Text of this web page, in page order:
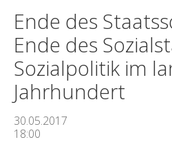
Ende des
Ende des
Sozialpolitik im
Jahrhundert
30.05.2017
18:00